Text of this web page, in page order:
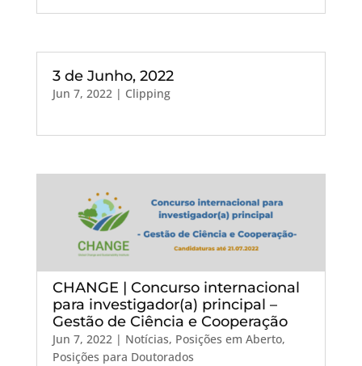
3 de Junho, 2022
Jun 7, 2022 | Clipping
CHANGE | Concurso internacional
para investigador(a) principal –
Gestão de Ciência e Cooperação
Jun 7, 2022| Notícias, Posições em Aberto,
Posições para Doutorados